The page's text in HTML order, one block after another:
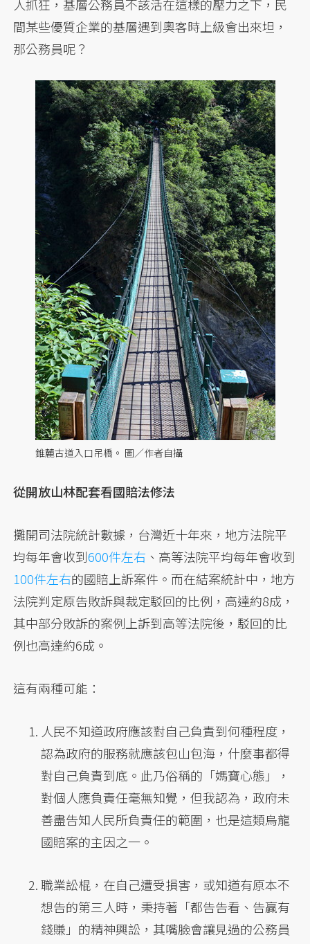
人抓狂，基層公務員不該活在這樣的壓力之下，民
間某些優質企業的基層遇到奧客時上級會出來坦，
那公務員呢？
錐麓古道入口吊橋。 圖／作者自攝
從開放山林配套看國賠法修法
攤開司法院統計數據，台灣近十年來，地方法院平
均每年會收到600件左右 、高等法院平均每年會收到
100件左右的國賠上訴案件。而在結案統計中，地方
法院判定原告敗訴與裁定駁回的比例，高達約8成，
其中部分敗訴的案例上訴到高等法院後，駁回的比
例也高達約6成。
這有兩種可能：
人民不知道政府應該對自己負責到何種程度，
認為政府的服務就應該包山包海，什麼事都得
對自己負責到底。此乃俗稱的「媽寶心態」，
對個人應負責任毫無知覺，但我認為，政府未
善盡告知人民所負責任的範圍，也是這類烏龍
國賠案的主因之一。
職業訟棍，在自己遭受損害，或知道有原本不
想告的第三人時，秉持著「都告告看、告贏有
錢賺」的精神興訟，其嘴臉會讓見過的公務員